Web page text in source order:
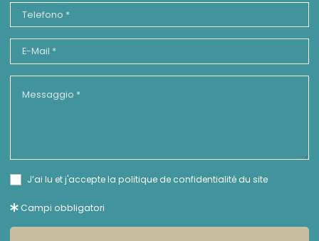
J’ai lu et j'accepte la politique de confidentialitédu site
Campi obbligatori